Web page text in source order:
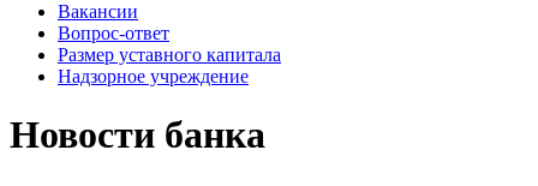
Вакансии
Вопрос-ответ
Размер уставного капитала
Надзорное учреждение
Новости банка